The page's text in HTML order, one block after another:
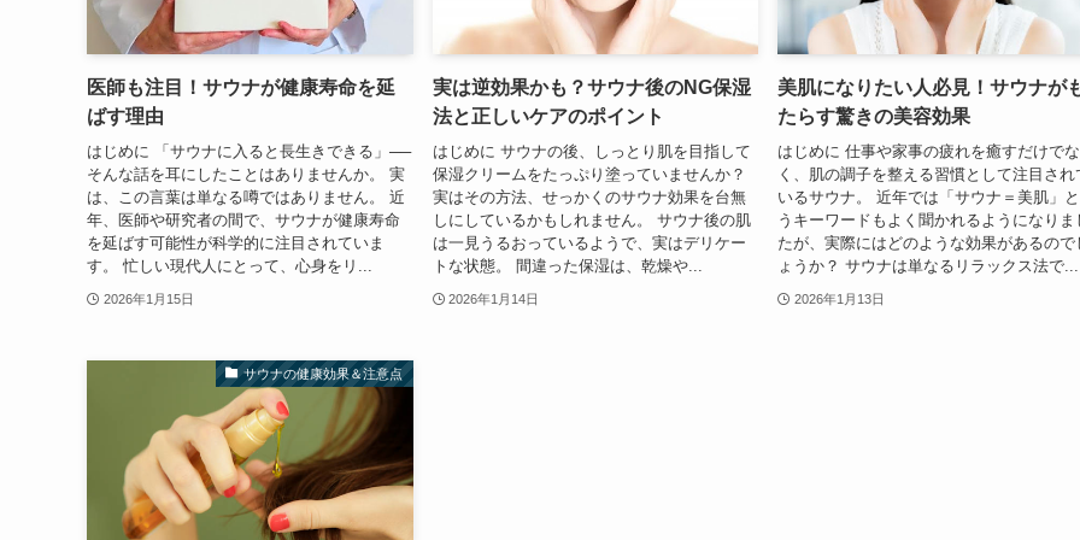
医師も注目！サウナが健康寿命を延
ばす理由
はじめに 「サウナに入ると長生きできる」──
そんな話を耳にしたことはありませんか。 実
は、この言葉は単なる噂ではありません。 近
年、医師や研究者の間で、サウナが健康寿命
を延ばす可能性が科学的に注目されていま
す。 忙しい現代人にとって、心身をリ...
2026年1月15日
実は逆効果かも？サウナ後のNG保湿
法と正しいケアのポイント
はじめに サウナの後、しっとり肌を目指して
保湿クリームをたっぷり塗っていませんか？
実はその方法、せっかくのサウナ効果を台無
しにしているかもしれません。 サウナ後の肌
は一見うるおっているようで、実はデリケー
トな状態。 間違った保湿は、乾燥や...
2026年1月14日
美肌になりたい人必見！サウナが
たらす驚きの美容効果
はじめに 仕事や家事の疲れを癒すだけでな
く、肌の調子を整える習慣として注目され
いるサウナ。 近年では「サウナ＝美肌」
うキーワードもよく聞かれるようになりま
たが、実際にはどのような効果があるので
ょうか？ サウナは単なるリラックス法で...
2026年1月13日
サウナの健康効果＆注意点